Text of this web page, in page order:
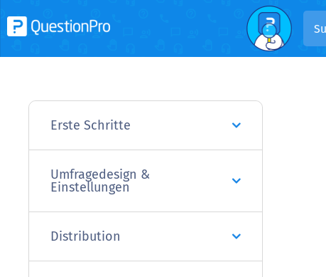
Erste Schritte
Umfragedesign &
Einstellungen
Distribution